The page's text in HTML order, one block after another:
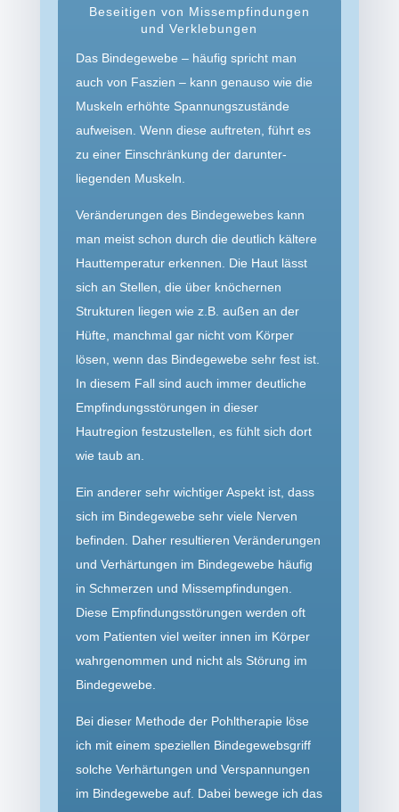
Beseitigen von Missempfindungen
und Verklebungen
Das Bindegewebe – häufig spricht man
auch von Faszien – kann genauso wie die
Muskeln erhöhte Spannungs­zustände
aufweisen. Wenn diese auftreten, führt es
zu einer Einschränkung der darunter­
liegenden Muskeln.
Veränderungen des Bindegewebes kann
man meist schon durch die deutlich kältere
Hauttemperatur erkennen. Die Haut lässt
sich an Stellen, die über knöchernen
Strukturen liegen wie z.B. außen an der
Hüfte, manchmal gar nicht vom Körper
lösen, wenn das Bindegewebe sehr fest ist.
In diesem Fall sind auch immer deutliche
Empfindungs­störungen in dieser
Hautregion festzustellen, es fühlt sich dort
wie taub an.
Ein anderer sehr wichtiger Aspekt ist, dass
sich im Bindegewebe sehr viele Nerven
befinden. Daher resultieren Veränderungen
und Verhärtungen im Bindegewebe häufig
in Schmerzen und Missem­pfindungen.
Diese Empfindungs­störungen werden oft
vom Patienten viel weiter innen im Körper
wahrgenommen und nicht als Störung im
Bindegewebe.
Bei dieser Methode der Pohltherapie löse
ich mit einem speziellen Bindegewebsgriff
solche Verhärtungen und Verspannungen
im Bindegewebe auf. Dabei bewege ich das